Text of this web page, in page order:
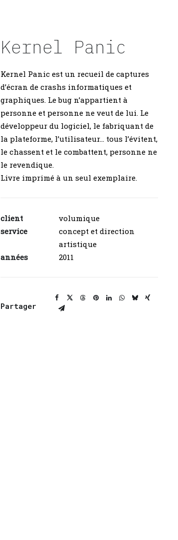
Kernel Panic
Kernel Panic est un recueil de captures
d’écran de crashs informatiques et
graphiques. Le bug n’appartient à
personne et personne ne veut de lui. Le
développeur du logiciel, le fabriquant de
la plateforme, l’utilisateur… tous l’évitent,
le chassent et le combattent, personne ne
le revendique.
Livre imprimé à un seul exemplaire.
client
volumique
service
concept et direction
artistique
années
2011
Partager